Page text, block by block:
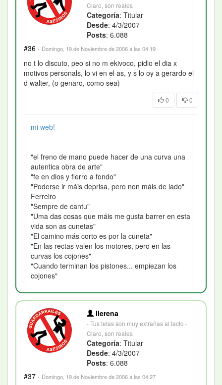
Claro, son reales
Categoría: Titular
Desde: 4/3/2007
Posts: 6.088
#36 · Domingo, 19 de Noviembre de 2006 a las 04:19
no t lo discuto, peo si no m ekivoco, pidio el dia x
motivos personals, lo vi en el as, y s lo oy a gerardo el
d walter, (o genaro, como sea)
0 0
mi web!
"el freno de mano puede hacer de una curva una
autentica obra de arte"
"fe en dios y fierro a fondo"
"Poderse ir máis deprisa, pero non máis de lado"
Ferreiro
"Sempre de cantu"
"Uma das cosas que máis me gusta barrer en esta
vida son as cunetas"
"El camino más corto es por la cuneta"
"En las rectas valen los motores, pero en las
curvas los cojones"
"Cuando terminan los pistones... empiezan los
cojones"
llerena
- Tus tetas son muy extrañas al tacto -
Claro, son reales
Categoría: Titular
Desde: 4/3/2007
Posts: 6.088
#37 · Domingo, 19 de Noviembre de 2006 a las 04:27